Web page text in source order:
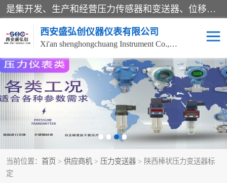
是集开发、生产和经营压力传感器和变送器、位移传感器和变送器、流量传感器和变送器、称重传感器和变送器、测力传感器和变送器、温湿度传感器和变送器、扭矩传感器、智能数显控制仪表等产品的化高新技术企业。
西安盛弘创仪器仪表有限公司
Xi'an shenghongchuang Instrument Co., Ltd
当前位置： 首页 > 供应商机 > 压力变送器 > 陕西棒状压力变送器标
定
称重传感器 超声波流量计
压力变送器 通用型压力变送器
液位变送器 流量计
位移传感器 差压变送器